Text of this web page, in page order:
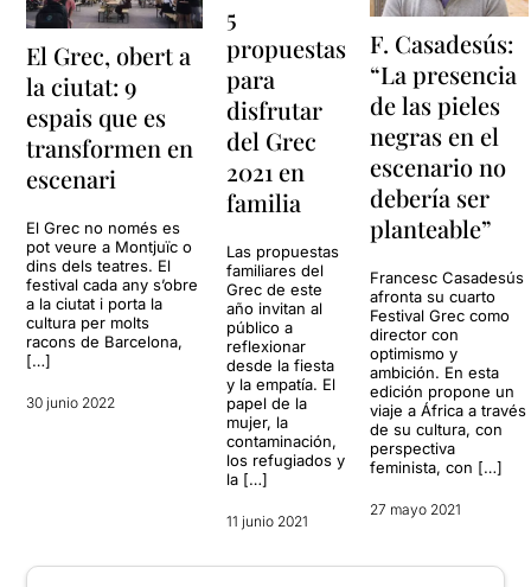
El Grec, obert a
la ciutat: 9
espais que es
transformen en
escenari
El Grec no només es
pot veure a Montjuïc o
dins dels teatres. El
festival cada any s’obre
a la ciutat i porta la
cultura per molts
racons de Barcelona,
[…]
30 junio 2022
5
propuestas
para
disfrutar
del Grec
2021 en
familia
Las propuestas
familiares del
Grec de este
año invitan al
público a
reflexionar
desde la fiesta
y la empatía. El
papel de la
mujer, la
contaminación,
los refugiados y
la […]
11 junio 2021
F. Casadesús:
“La presencia
de las pieles
negras en el
escenario no
debería ser
planteable”
Francesc Casadesús
afronta su cuarto
Festival Grec como
director con
optimismo y
ambición. En esta
edición propone un
viaje a África a través
de su cultura, con
perspectiva
feminista, con […]
27 mayo 2021